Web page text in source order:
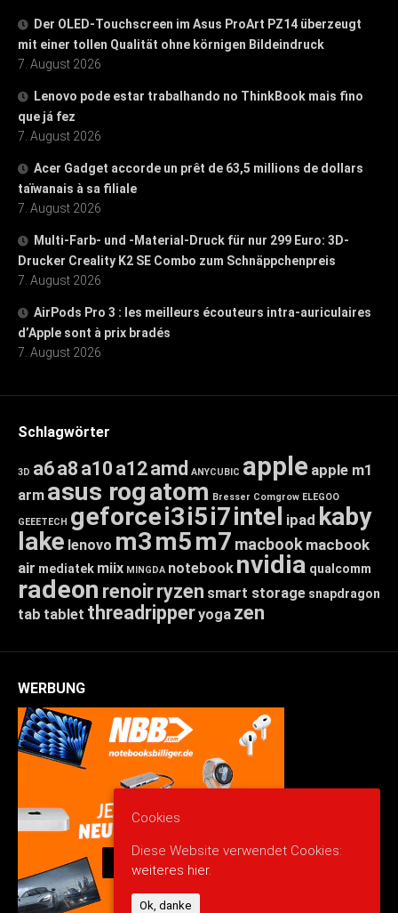
Der OLED-Touchscreen im Asus ProArt PZ14 überzeugt
mit einer tollen Qualität ohne körnigen Bildeindruck
7. August 2026
Lenovo pode estar trabalhando no ThinkBook mais fino
que já fez
7. August 2026
Acer Gadget accorde un prêt de 63,5 millions de dollars
taïwanais à sa filiale
7. August 2026
Multi-Farb- und -Material-Druck für nur 299 Euro: 3D-
Drucker Creality K2 SE Combo zum Schnäppchenpreis
7. August 2026
AirPods Pro 3 : les meilleurs écouteurs intra-auriculaires
d’Apple sont à prix bradés
7. August 2026
Schlagwörter
3D a6a8 a10 a12amd ANYCUBIC apple apple m1
arm asus rogatom Bresser Comgrow ELEGOO
GEEETECH geforcei3i5i7intel ipad kaby
lake lenovo m3m5m7 macbook macbook
air mediatek miix MINGDA notebook nvidia qualcomm
radeon renoirryzen smart storage snapdragon
tab tablet threadripperyoga zen
WERBUNG
Cookies
Diese Website verwendet Cookies:
weiteres hier.
Ok, danke